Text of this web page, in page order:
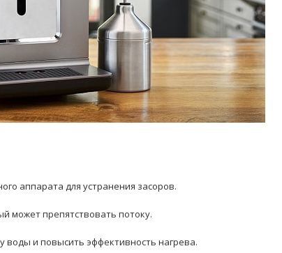
аппарата для устранения засоров.
может препятствовать потоку.
воды и повысить эффективность нагрева.